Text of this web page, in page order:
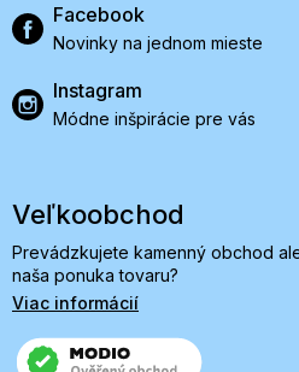
Facebook
Novinky na jednom mieste
Instagram
Módne inšpirácie pre vás
Veľkoobchod
Prevádzkujete kamenný obchod
naša ponuka tovaru?
Viac informácií